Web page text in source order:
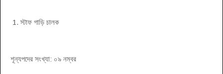
1. স্টাফ গাড়ি চালক
শূন্যপদের সংখ্যা: ০৯ নম্বর